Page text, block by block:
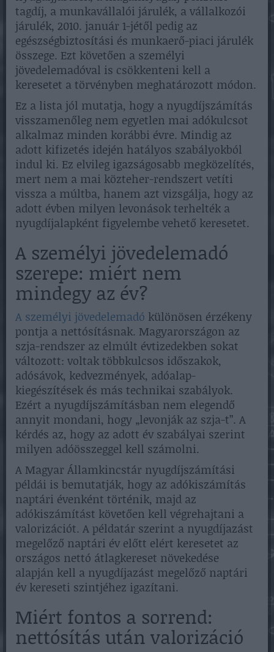
tagdíj, a munkavállalói járulék, a vállalkozói
járulék, 2010. január 1-jétől pedig az
egészségbiztosítási és munkaerő-piaci járulék
összege. Ezt követően a személyi
jövedelemadóval is csökkenteni kell a
keresetet a törvényben meghatározott módon.
Ez a lista jól mutatja, hogy a nyugdíjszámítás
visszamenőleg nem egyetlen mai adókulcsot
alkalmaz minden korábbi évre. Mindig az
adott kifizetés idején hatályos szabályokból
indul ki. Ez elvileg igazságosabb megközelítés,
mert nem a mai közteher-rendszert vetíti
vissza a múltba, hanem azt vizsgálja, hogy az
adott évben milyen levonások terhelték a
nyugdíjalapként figyelembe vehető keresetet.
A személyi jövedelemadó
szerepe: miért nem
mindegy az év?
A személyi jövedelemadó különösen érzékeny
pontja a nettósításnak. Magyarországon az
szja-rendszer az elmúlt évtizedekben sokat
változott: voltak többkulcsos időszakok,
adósávok, kedvezmények, adóalap-
kiegészítések és más technikai szabályok.
Ezért a nyugdíjszámításban nem elegendő
annyit mondani, hogy „levonják az szja-t”. A
kérdés az, hogy az adott év szabályai szerint
milyen adóösszeggel kell számolni.
A Magyar Államkincstár nyugdíjszámítási
példái is bemutatják, hogy az adókiszámítás
naptári évenként történik, majd az
adókiszámítást követően kell végrehajtani a
valorizációt. A példatár szerint a nyugdíjazást
megelőző naptári év előtt elért keresetet az
országos nettó átlagkereset növekedése
alapján kell a nyugdíjazást megelőző naptári
év kereseti szintjéhez igazítani.
Miért fontos a sorrend:
nettósítás után valorizáció